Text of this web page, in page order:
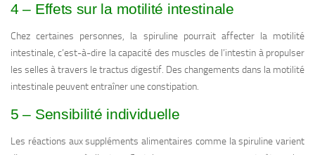
4 – Effets sur la motilité intestinale
Chez certaines personnes, la spiruline pourrait affecter la motilité
intestinale, c’est-à-dire la capacité des muscles de l’intestin à propulser
les selles à travers le tractus digestif. Des changements dans la motilité
intestinale peuvent entraîner une constipation.
5 – Sensibilité individuelle
Les réactions aux suppléments alimentaires comme la spiruline varient